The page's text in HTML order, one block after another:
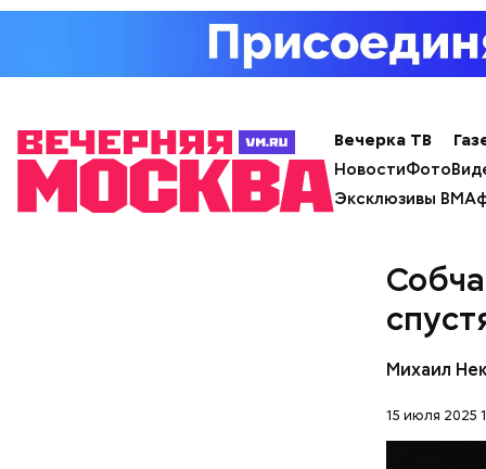
Вечерка ТВ
НовостиФото
Эксклюзивы ВМ
Михаил
15 июля 2025